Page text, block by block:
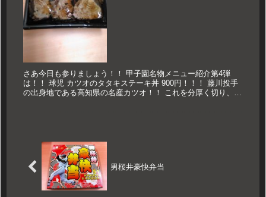
さあ今日も参りましょう！！ 甲子園名物メニュー紹介第4弾
は！！ 球児 カツオのタタキステーキ丼 900円！！！ 藤川投手
の出身地である高知県の名産カツオ！！ これを分厚く切り、香
男桜井豪快弁当